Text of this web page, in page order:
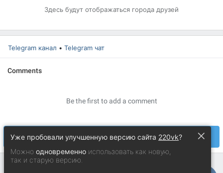
×
Уже пробовали улучшенную версию сайта 220vk?
Можноодновременно использовать как новую,
так и старую версию.
Здесь будут отображаться города друзей
Telegram канал • Telegram чат